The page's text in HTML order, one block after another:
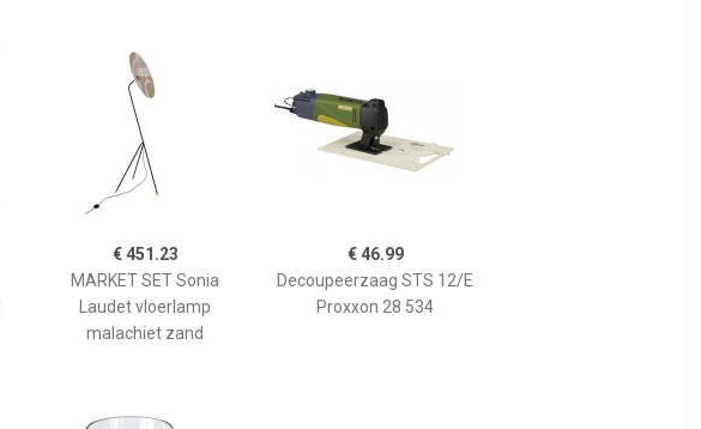
€ 451.23
MARKET SET Sonia
Laudet vloerlamp
malachiet zand
€ 46.99
Decoupeerzaag STS 12/E
Proxxon 28 534